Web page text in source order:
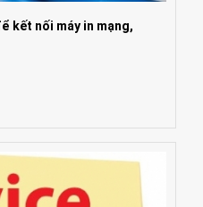
kết nối máy in mạng,